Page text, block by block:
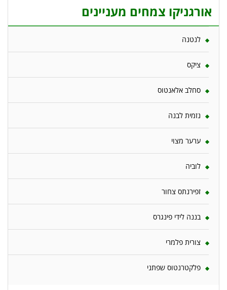
אורגניקו צמחים מעניינים
לנטנה
ציקס
סחלב אלאנטוס
נזמית לבנה
ערער מצוי
לוביה
זפירנתס צחור
בננה לידי פינגרס
צורית פלמרי
פלקטרנטוס שפתני